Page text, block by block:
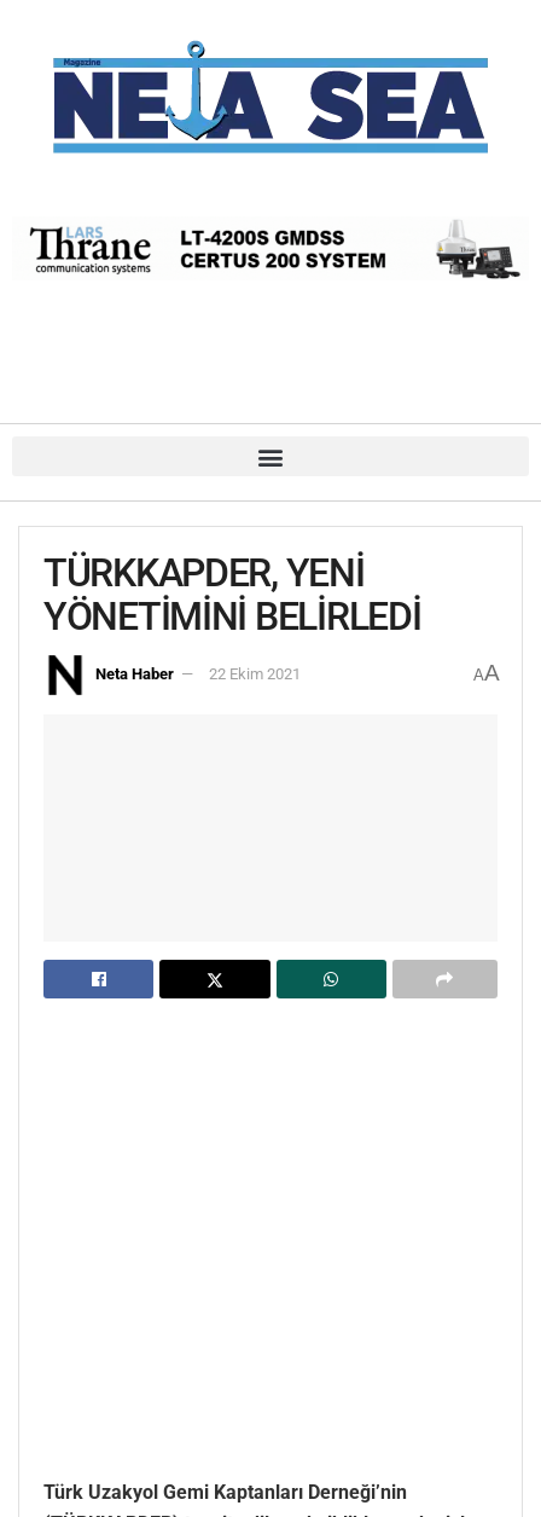
TÜRKKAPDER, YENİ
YÖNETİMİNİ BELİRLEDİ
Neta Haber 22 Ekim 2021 AA
Türk Uzakyol Gemi Kaptanları Derneği’nin